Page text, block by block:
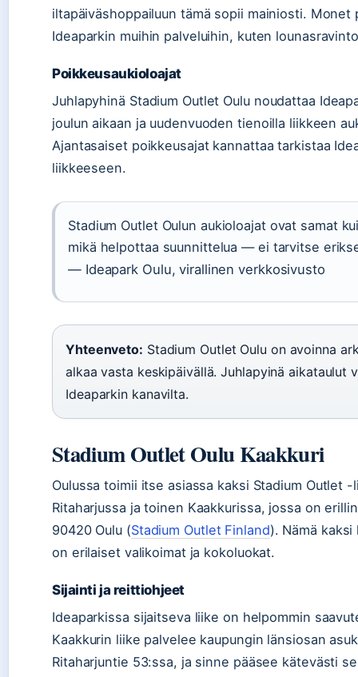
iltapäiväshoppailuun tämä sopii mainiosti.
Ideaparkin muihin palveluihin, kuten
Poikkeusaukioloajat
Juhlapyhinä Stadium Outlet Oulu noudattaa
joulun aikaan ja uudenvuoden tienoilla liikkeen
Ajantasaiset poikkeusajat kannattaa tarkistaa
liikkeeseen.
Stadium Outlet Oulun aukioloajat ovat samat
mikä helpottaa suunnittelua — ei tarvitse
— Ideapark Oulu, virallinen verkkosivusto
Yhteenveto: Stadium Outlet Oulu on avoinna
alkaa vasta keskipäivällä. Juhlapyinä
Ideaparkin kanavilta.
Stadium Outlet Oulu Kaakkuri
Oulussa toimii itse asiassa kaksi Stadium Outlet
Ritaharjussa ja toinen Kaakkurissa, jossa on
90420 Oulu (Stadium Outlet Finland). Nämä
on erilaiset valikoimat ja kokoluokat.
Sijainti ja reittiohjeet
Ideaparkissa sijaitseva liike on helpommin
Kaakkurin liike palvelee kaupungin länsiosan
Ritaharjuntie 53:ssa, ja sinne pääsee kätevästi